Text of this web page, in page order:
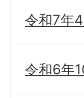
令和7年
令和6年